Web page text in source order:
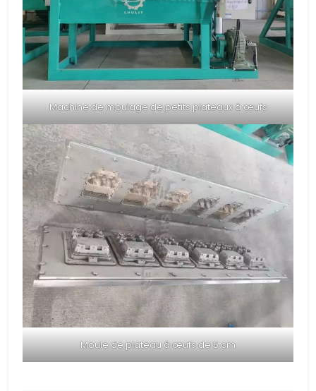
Machine de moulage de petits plateaux à œufs
Moule de plateau à œufs de 5 cm